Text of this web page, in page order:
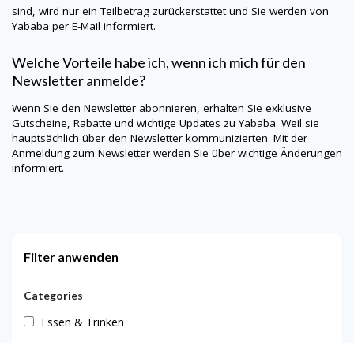
sind, wird nur ein Teilbetrag zurückerstattet und Sie werden von
Yababa per E-Mail informiert.
Welche Vorteile habe ich, wenn ich mich für den
Newsletter anmelde?
Wenn Sie den Newsletter abonnieren, erhalten Sie exklusive
Gutscheine, Rabatte und wichtige Updates zu Yababa. Weil sie
hauptsächlich über den Newsletter kommunizierten. Mit der
Anmeldung zum Newsletter werden Sie über wichtige Änderungen
informiert.
Filter anwenden
Categories
Essen & Trinken